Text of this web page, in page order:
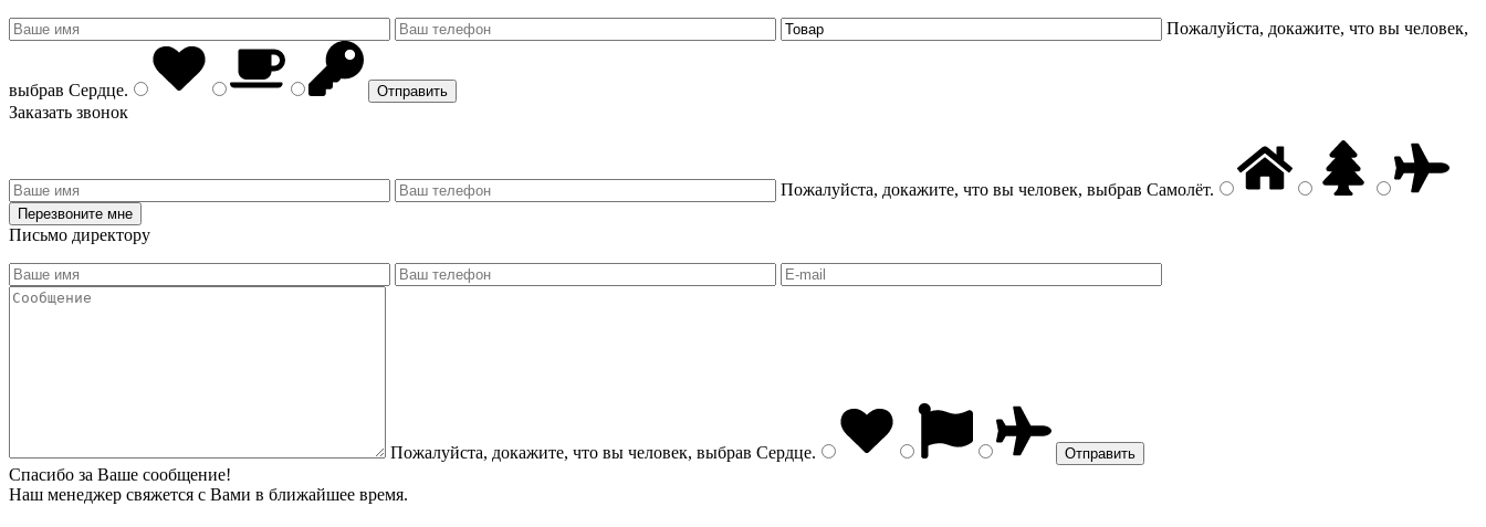
Пожалуйста, докажите, что вы человек,
выбрав Сердце.
Заказать звонок
Пожалуйста, докажите, что вы человек, выбрав Самолёт.
Письмо директору
Пожалуйста, докажите, что вы человек, выбрав Сердце.
Спасибо за Ваше сообщение!
Наш менеджер свяжется с Вами в ближайшее время.